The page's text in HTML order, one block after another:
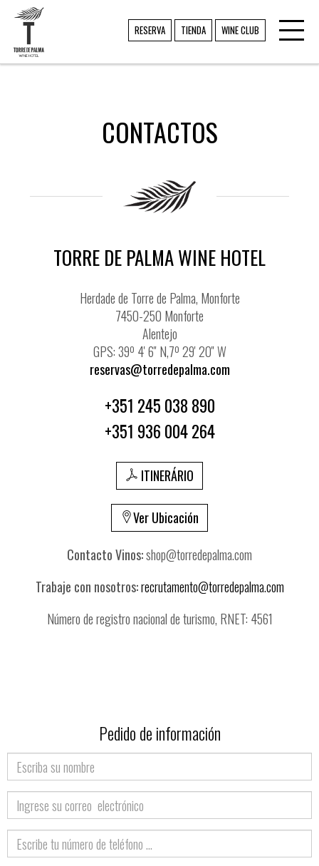
RESERVA TIENDA WINE CLUB
CONTACTOS
TORRE DE PALMA WINE HOTEL
Herdade de Torre de Palma, Monforte
7450-250 Monforte
Alentejo
GPS: 39º 4' 6'' N,7º 29' 20'' W
reservas@torredepalma.com
+351 245 038 890
+351 936 004 264
ITINERÁRIO
Ver Ubicación
Contacto Vinos:shop@torredepalma.com
Trabaje con nosotros:recrutamento@torredepalma.com
Número de registro nacional de turismo, RNET: 4561
Pedido de información
Nombre
Correo
electrónico
Teléfono